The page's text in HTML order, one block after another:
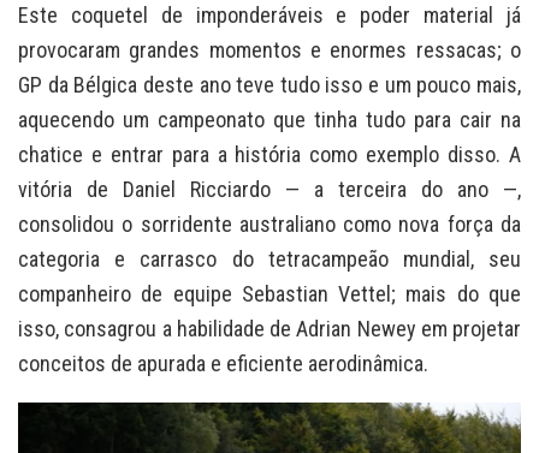
Este coquetel de imponderáveis e poder material já
provocaram grandes momentos e enormes ressacas; o
GP da Bélgica deste ano teve tudo isso e um pouco mais,
aquecendo um campeonato que tinha tudo para cair na
chatice e entrar para a história como exemplo disso. A
vitória de Daniel Ricciardo — a terceira do ano —,
consolidou o sorridente australiano como nova força da
categoria e carrasco do tetracampeão mundial, seu
companheiro de equipe Sebastian Vettel; mais do que
isso, consagrou a habilidade de Adrian Newey em projetar
conceitos de apurada e eficiente aerodinâmica.